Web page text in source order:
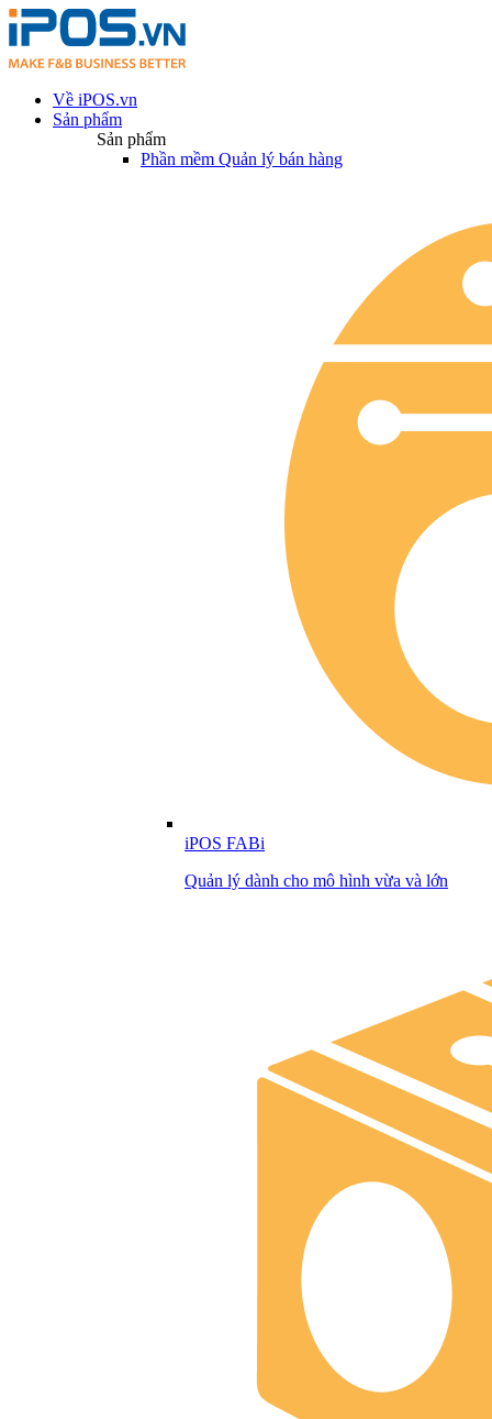
Về iPOS.vn
Sản phẩm
Sản phẩm
Phần mềm Quản lý bán hàng
iPOS FABi
Quản lý dành cho mô hình vừa và lớn